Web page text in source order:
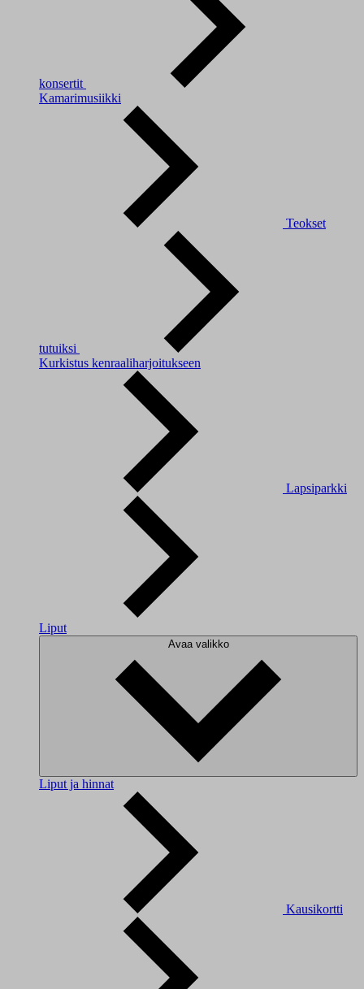
konsertit
Kamarimusiikki
Teokset
tutuiksi
Kurkistus kenraaliharjoitukseen
Lapsiparkki
Liput
Avaa valikko
Liput ja hinnat
Kausikortti